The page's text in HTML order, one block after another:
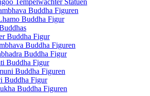
Tempelwächter Statuen
Buddha Figuren
Buddha Figur
Buddha Figur
Buddha Figuren
Buddha Figur
Buddha Figur
Buddha Figuren
Buddha Figur
Buddha Figuren